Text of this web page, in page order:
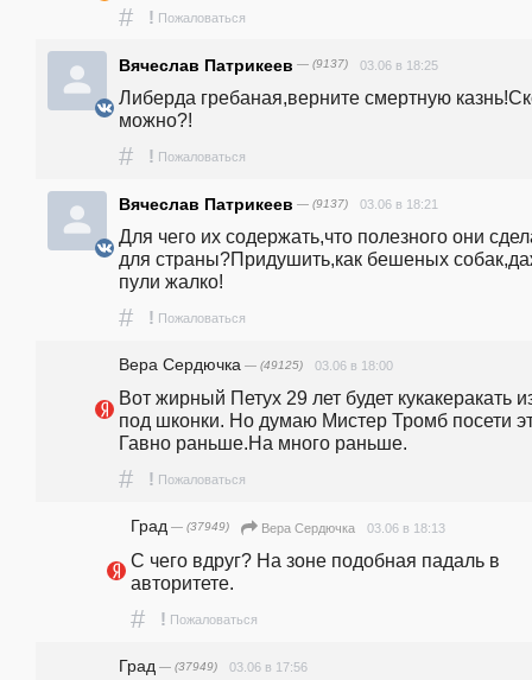
# ! Пожаловаться
Вячеслав Патрикеев — (9137) 03.06 в 18:25
Либерда гребаная,верните смертную
можно?!
# ! Пожаловаться
Вячеслав Патрикеев — (9137) 03.06 в 18:21
Для чего их содержать,что полезного они
для страны?Придушить,как бешеных
пули жалко!
# ! Пожаловаться
Вера Сердючка — (49125) 03.06 в 18:00
Вот жирный Петух 29 лет будет кукакеракать
под шконки. Но думаю Мистер Тромб посети
Гавно раньше.На много раньше.
# ! Пожаловаться
Град — (37949) Вера Сердючка 03.06 в 18:13
С чего вдруг? На зоне подобная падаль в
авторитете.
# ! Пожаловаться
Град — (37949) 03.06 в 17:56